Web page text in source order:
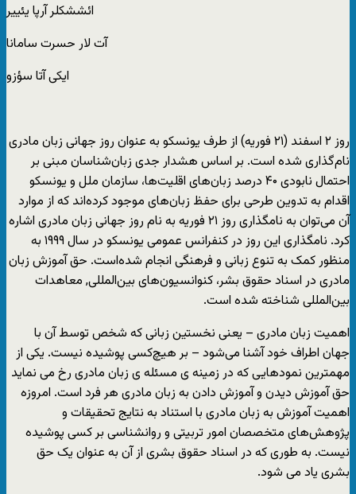
ائششکلر آرپا یئییر
آت لار حسرت سامانا
ایکی آتا سؤزو
روز ۲ اسفند (۲۱ فوریه) از طرف یونسکو به عنوان روز جهانی زبان مادری
نام‌گذاری شده ‌است. بر اساس هشدار جدی زبان‌شناسان مبنی بر
احتمال نابودی ۴۰ درصد زبان‌های اقلیت‌ها، سازمان ملل و یونسکو
اقدام به تدوین طرحی برای حفظ زبان‌های موجود کرده‌اند که از موارد
آن می‌توان به نامگذاری روز ۲۱ فوریه به نام روز جهانی زبان مادری اشاره
کرد. نامگذاری این روز در کنفرانس عمومی یونسکو در سال ۱۹۹۹ به
منظور کمک به تنوع زبانی و فرهنگی انجام شده‌است. حق آموزش زبان
مادری در اسناد حقوق بشر، کنوانسیون‌های بین‌المللی, معاهدات
بین‌المللی شناخته شده است.
اهمیت زبان مادری – یعنی نخستین زبانی که شخص توسط آن با
جهان اطراف خود آشنا می‌شود – بر هیچ‌کسی پوشیده نیست. یکی از
مهمترین نمودهایی که در زمینه ی مسئله ی زبان مادری رخ می نماید
حق آموزش دیدن و آموزش دادن به زبان مادری هر فرد است. امروزه
اهمیت آموزش به زبان مادری با استناد به نتایج تحقیقات و
پژوهش‌های متخصصان امور تربیتی و روانشناسی بر کسی پوشیده
نیست. به طوری که در اسناد حقوق بشری از آن به عنوان یک حق
بشری یاد می شود.